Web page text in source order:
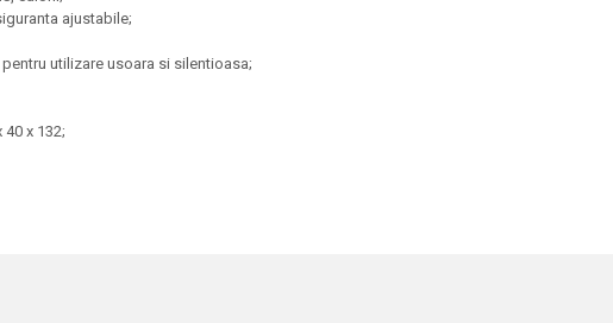
ajustabile;
utilizare usoara si silentioasa;
х 132;